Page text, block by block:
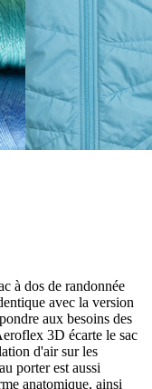
à dos de randonnée
avec la version
aux besoins des
3D écarte le sac
d'air sur les
porter est aussi
anatomique, ainsi